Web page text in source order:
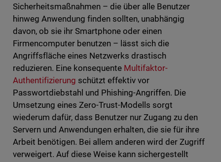
Sicherheitsmaßnahmen – die über alle Benutzer
hinweg Anwendung finden sollten, unabhängig
davon, ob sie ihr Smartphone oder einen
Firmencomputer benutzen – lässt sich die
Angriffsfläche eines Netzwerks drastisch
reduzieren. Eine konsequente Multifaktor-
Authentifizierung schützt effektiv vor
Passwortdiebstahl und Phishing-Angriffen. Die
Umsetzung eines Zero-Trust-Modells sorgt
wiederum dafür, dass Benutzer nur Zugang zu den
Servern und Anwendungen erhalten, die sie für ihre
Arbeit benötigen. Bei allem anderen wird der Zugriff
verweigert. Auf diese Weise kann sichergestellt